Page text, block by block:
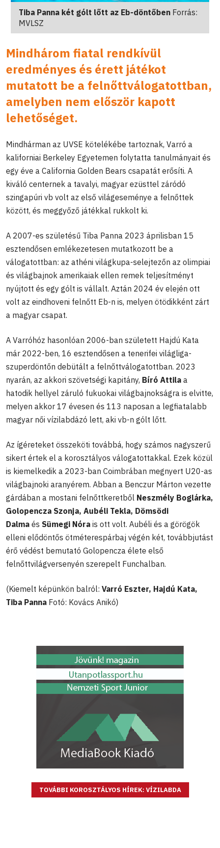
Tiba Panna két gólt lőtt az Eb-döntőben Forrás:
MVLSZ
Mindhárom fiatal rendkívül
eredményes és érett játékot
mutatott be a felnőttválogatottban,
amelyben nem először kapott
lehetőséget.
Mindhárman az UVSE kötelékébe tartoznak, Varró a
kaliforniai Berkeley Egyetemen folytatta tanulmányait és
egy éve a California Golden Bears csapatát erősíti. A
kiváló centernek a tavalyi, magyar ezüsttel záródó
szingapúri vb volt az első világeseménye a felnőttek
között, és meggyőző játékkal rukkolt ki.
A 2007-es születésű Tiba Panna 2023 áprilisban 15
esztendősen emlékezetesen mutatkozott be a
válogatottban: az athéni világkupa-selejtezőn az olimpiai
és világbajnok amerikaiak ellen remek teljesítményt
nyújtott és egy gólt is vállalt. Aztán 2024 év elején ott
volt az eindhoveni felnőtt Eb-n is, melyen ötödikként zárt
a magyar csapat.
A Varróhóz hasonlóan 2006-ban született Hajdú Kata
már 2022-ben, 16 esztendősen a tenerifei világliga-
szuperdöntőn debütált a felnőttválogatottban. 2023
nyarán, az akkori szövetségi kapitány, Bíró Attila a
hatodik hellyel záruló fukuokai világbajnokságra is elvitte,
melyen akkor 17 évesen és 113 naposan a legfiatalabb
magyar női vízilabdázó lett, aki vb-n gólt lőtt.
Az ígéreteket összeköti továbbá, hogy számos nagyszerű
sikert értek el a korosztályos válogatottakkal. Ezek közül
is kiemelkedik a 2023-ban Coimbrában megnyert U20-as
világbajnoki aranyérem. Abban a Benczur Márton vezette
gárdában a mostani felnőttkeretből Neszmély Boglárka,
Golopencza Szonja, Aubéli Tekla, Dömsödi
Dalma és Sümegi Nóra is ott volt. Aubéli és a görögök
elleni elődöntős ötméterespárbaj végén két, továbbjutást
érő védést bemutató Golopencza élete első
felnőttvilágversenyén szerepelt Funchalban.
(Kiemelt képünkön balról: Varró Eszter, Hajdú Kata,
Tiba Panna Fotó: Kovács Anikó)
TOVÁBBI KOROSZTÁLYOS HÍREK: VÍZILABDA